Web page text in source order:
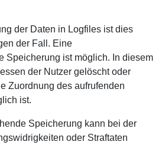
der Daten in Logfiles ist dies
der Fall. Eine
Speicherung ist möglich. In diesem
der Nutzer gelöscht oder
Zuordnung des aufrufenden
ist.
Speicherung kann bei der
oder Straftaten